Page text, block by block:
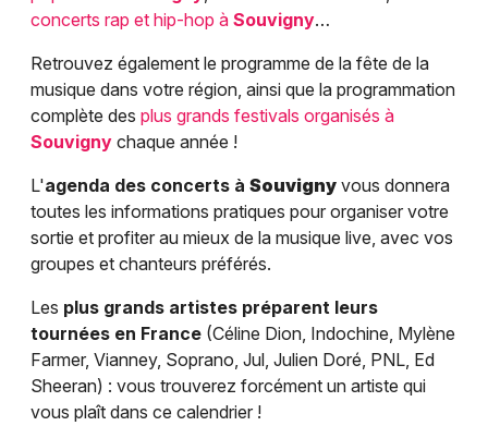
concerts rap et hip-hop à Souvigny…
Retrouvez également le programme de la fête de la
musique dans votre région, ainsi que la programmation
complète des plus grands festivals organisés à
Souvigny chaque année !
L'agenda des concerts à Souvigny vous donnera
toutes les informations pratiques pour organiser votre
sortie et profiter au mieux de la musique live, avec vos
groupes et chanteurs préférés.
Les plus grands artistes préparent leurs
tournées en France (Céline Dion, Indochine, Mylène
Farmer, Vianney, Soprano, Jul, Julien Doré, PNL, Ed
Sheeran) : vous trouverez forcément un artiste qui
vous plaît dans ce calendrier !